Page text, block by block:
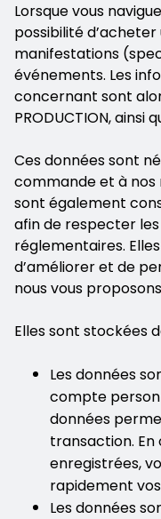
Lorsque vous
possibilité
manifestations
événements. Les
concernant sont
PRODUCTION, ainsi
Ces données sont
commande et à nos
sont également
afin de respecter
réglementaires.
d’améliorer et de
nous vous
Elles sont stockées
Les données
compte
données
transaction. En
enregistrées,
rapidement
Les données